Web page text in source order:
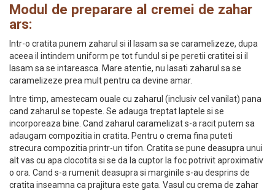
Modul de preparare al cremei de zahar
ars:
Intr-o cratita punem zaharul si il lasam sa se caramelizeze, dupa
aceea il intindem uniform pe tot fundul si pe peretii cratitei si il
lasam sa se intareasca. Mare atentie, nu lasati zaharul sa se
caramelizeze prea mult pentru ca devine amar.
Intre timp, amestecam ouale cu zaharul (inclusiv cel vanilat) pana
cand zaharul se topeste. Se adauga treptat laptele si se
incorporeaza bine. Cand zaharul caramelizat s-a racit putem sa
adaugam compozitia in cratita. Pentru o crema fina puteti
strecura compozitia printr-un tifon. Cratita se pune deasupra unui
alt vas cu apa clocotita si se da la cuptor la foc potrivit aproximativ
o ora. Cand s-a rumenit deasupra si marginile s-au desprins de
cratita inseamna ca prajitura este gata. Vasul cu crema de zahar